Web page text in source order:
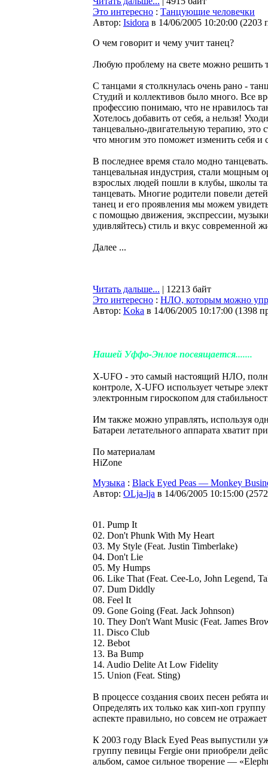
Это интересно : Танцующие человечки
Автор: Isidora в 14/06/2005 10:20:00 (2203
О чем говорит и чему учит танец?
Любую проблему на свете можно решить
С танцами я столкнулась очень рано -
Студий и коллективов было много. Все
профессию понимаю, что не нравилось
Хотелось добавить от себя, а нельзя!
танцевально-двигательную терапию, это
что многим это поможет изменить себя
В последнее время стало модно
танцевальная индустрия, стали мощным
взрослых людей пошли в клубы, школы
танцевать. Многие родители повели
танец и его проявления мы можем
с помощью движения, экспрессии,
удивляйтесь) стиль и вкус современной
Далее ...
Читать дальше... | 12213 байт
Это интересно : НЛО, которым можно
Автор: Koka в 14/06/2005 10:17:00 (1398
Нашей Уффо-Энлое посвящается.......
X-UFO - это самый настоящий НЛО,
контроле, X-UFO использует четыре
электронным гироскопом для
Им также можно управлять, используя
Батареи летательного аппарата хватит
По материалам
HiZone
Музыка : Black Eyed Peas — Monkey
Автор: OLja-lja в 14/06/2005 10:15:00 (
01. Pump It
02. Don't Phunk With My Heart
03. My Style (Feat. Justin Timberlake)
04. Don't Lie
05. My Humps
06. Like That (Feat. Cee-Lo, John Legend,
07. Dum Diddly
08. Feel It
09. Gone Going (Feat. Jack Johnson)
10. They Don't Want Music (Feat. James
11. Disco Club
12. Bebot
13. Ba Bump
14. Audio Delite At Low Fidelity
15. Union (Feat. Sting)
В процессе создания своих песен
Определять их только как хип-хоп
аспекте правильно, но совсем не
К 2003 году Black Eyed Peas выпустили
группу певицы Fergie они приобрели
альбом, самое сильное творение —